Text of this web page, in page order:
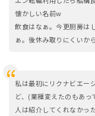
懐かしい名前w
飲食はなぁ。今更厨房は
ぁ。後休み取りにくいか
私は最初にリクナビエー
ど、(業種変えたのもあ
人は紹介してくれなかっ